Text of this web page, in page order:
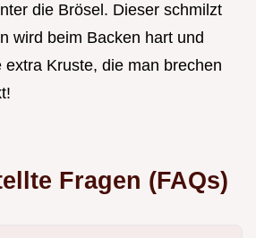
die Brösel. Dieser schmilzt
wird beim Backen hart und
extra Kruste, die man brechen
Fragen (FAQs)